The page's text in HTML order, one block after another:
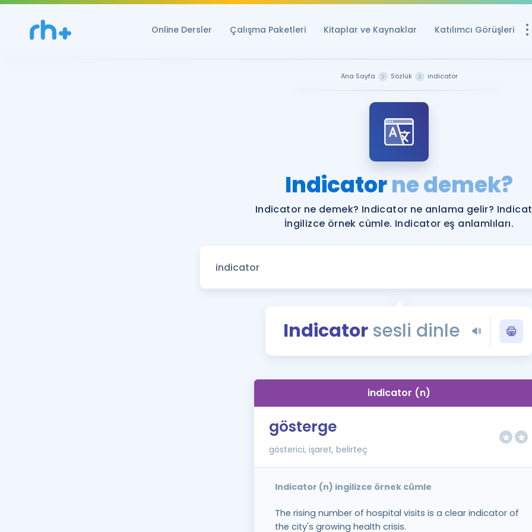
Online Dersler Çalışma Paketleri Kitaplar ve Kaynaklar Katılımcı Görüşleri
YDS ve YÖKDİL
YDS ve YÖKDİL'e
Tüm ÖSYM
YDS - YÖKDİL
İngilizce Gramer
Ana Sayfa Sözlük indicator
Indicatorne demek?
Indicator ne demek? Indicator ne anlama gelir?
İngilizce örnek cümle. Indicator eş anlamlıları.
Indicator sesli dinle
indicator (n)
gösterge
gösterici, işaret, belirteç
Indicator (n) ingilizce örnek cümle
The rising number of hospital visits is a clear indicator of
the city's growing health crisis.